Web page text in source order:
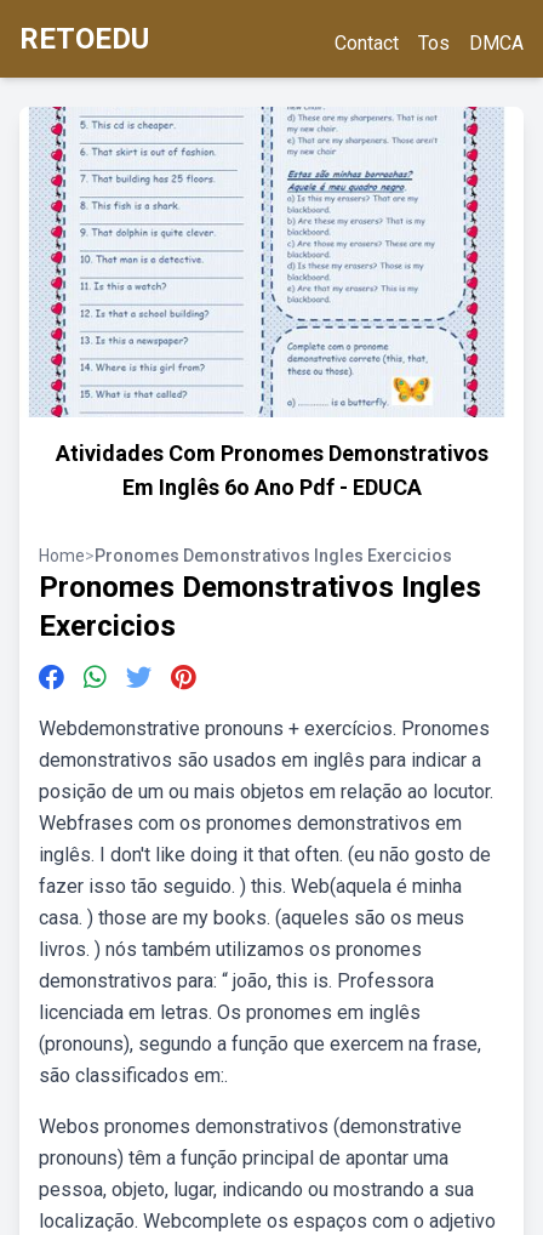
RETOEDU Contact Tos DMCA
Atividades Com Pronomes Demonstrativos
Em Inglês 6o Ano Pdf - EDUCA
Home>Pronomes Demonstrativos Ingles Exercicios
Pronomes Demonstrativos Ingles
Exercicios
Webdemonstrative pronouns + exercícios. Pronomes
demonstrativos são usados em inglês para indicar a
posição de um ou mais objetos em relação ao locutor.
Webfrases com os pronomes demonstrativos em
inglês. I don't like doing it that often. (eu não gosto de
fazer isso tão seguido. ) this. Web(aquela é minha
casa. ) those are my books. (aqueles são os meus
livros. ) nós também utilizamos os pronomes
demonstrativos para: “ joão, this is. Professora
licenciada em letras. Os pronomes em inglês
(pronouns), segundo a função que exercem na frase,
são classificados em:.
Webos pronomes demonstrativos (demonstrative
pronouns) têm a função principal de apontar uma
pessoa, objeto, lugar, indicando ou mostrando a sua
localização. Webcomplete os espaços com o adjetivo